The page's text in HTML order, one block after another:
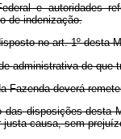
e autoridades
de indenização.
no art. 1º desta
administrativa de
Fazenda deverá
das disposições desta
justa causa, sem